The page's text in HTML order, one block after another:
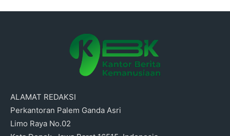
ALAMAT REDAKSI
Perkantoran Palem Ganda Asri
Limo Raya No.02